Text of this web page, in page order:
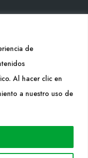
de
Al hacer clic en
a nuestro uso de